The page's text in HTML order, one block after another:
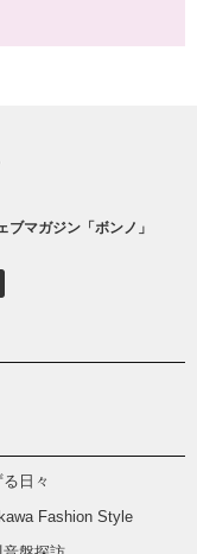
マガジン「ボンノ」
日々
Fashion Style